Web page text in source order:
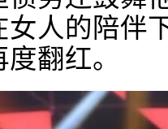
女人的陪伴
翻红。